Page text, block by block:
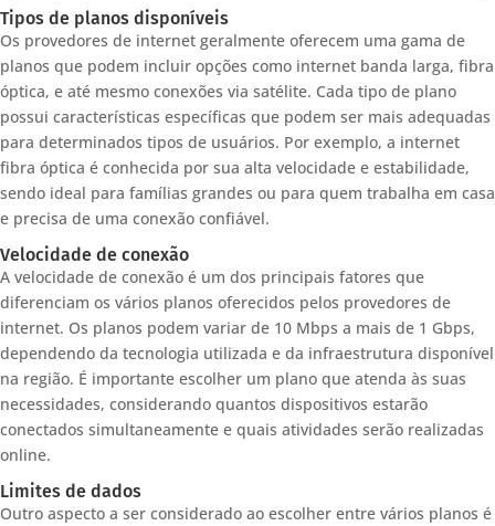
Tipos de planos disponíveis
Os provedores de internet geralmente oferecem uma gama de
planos que podem incluir opções como internet banda larga, fibra
óptica, e até mesmo conexões via satélite. Cada tipo de plano
possui características específicas que podem ser mais adequadas
para determinados tipos de usuários. Por exemplo, a internet
fibra óptica é conhecida por sua alta velocidade e estabilidade,
sendo ideal para famílias grandes ou para quem trabalha em casa
e precisa de uma conexão confiável.
Velocidade de conexão
A velocidade de conexão é um dos principais fatores que
diferenciam os vários planos oferecidos pelos provedores de
internet. Os planos podem variar de 10 Mbps a mais de 1 Gbps,
dependendo da tecnologia utilizada e da infraestrutura disponível
na região. É importante escolher um plano que atenda às suas
necessidades, considerando quantos dispositivos estarão
conectados simultaneamente e quais atividades serão realizadas
online.
Limites de dados
Outro aspecto a ser considerado ao escolher entre vários planos é